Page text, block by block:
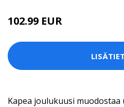
102.99 EUR
Kapea joulukuusi